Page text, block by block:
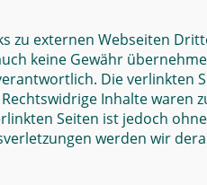
zu externen Webseiten
keine Gewähr
Die verlinkten
Inhalte waren
Seiten ist jedoch
werden wir